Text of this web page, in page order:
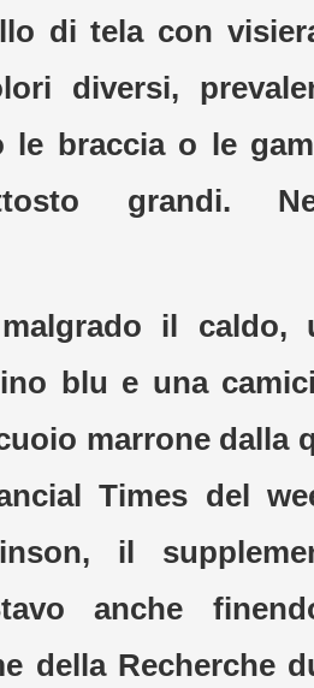
di tela con
diversi,
le braccia o le
grandi.
il caldo,
blu e una
marrone dalla
Times del
il
anche
della Recherche